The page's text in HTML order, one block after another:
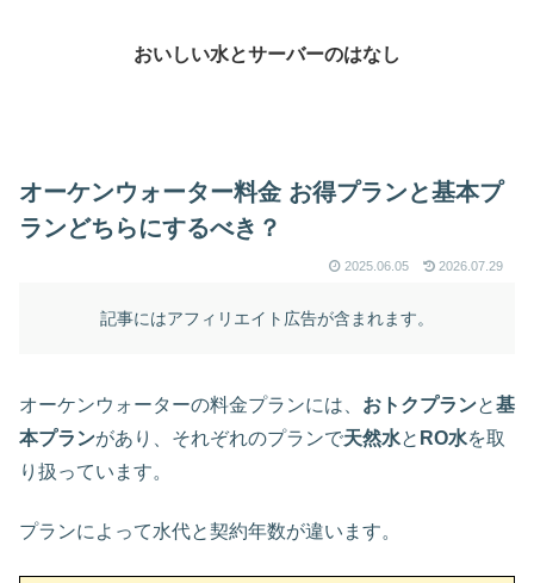
おいしい水とサーバーのはなし
オーケンウォーター料金 お得プランと基本プ
ランどちらにするべき？
2025.06.05 2026.07.29
記事にはアフィリエイト広告が含まれます。
オーケンウォーターの料金プランには、 おトクプランと基
本プランがあり、それぞれのプランで天然水と RO水を取
り扱っています。
プランによって水代と契約年数が違います。